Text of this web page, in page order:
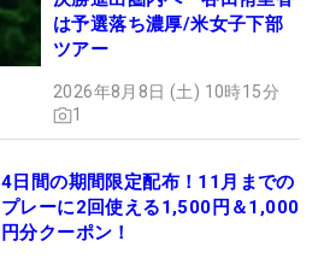
は予選落ち濃厚/米女子下部
ツアー
2026年8月8日 (土) 10時15分
1
4日間の期間限定配布！11月までの
プレーに2回使える1,500円＆1,000
円分クーポン！